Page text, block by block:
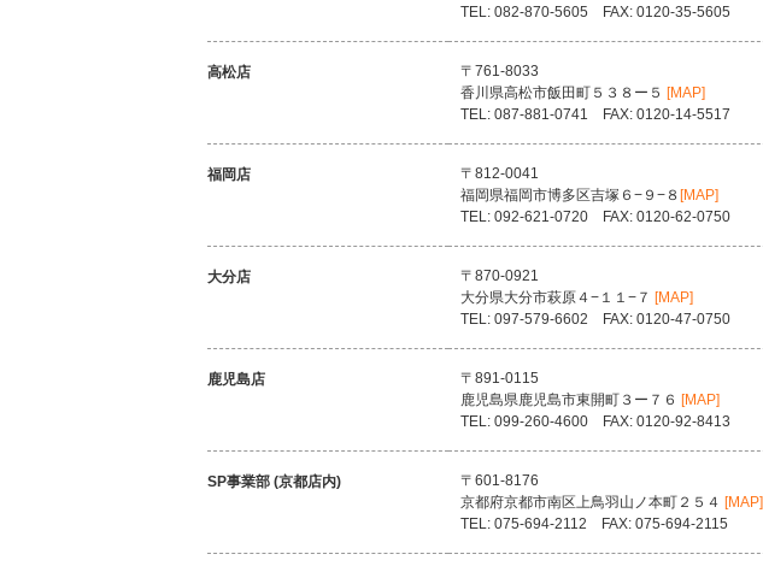
TEL: 082-870-5605 FAX: 0120-35-5605
高松店
〒761-8033
香川県高松市飯田町５３８ー５ [MAP]
TEL: 087-881-0741 FAX: 0120-14-5517
福岡店
〒812-0041
福岡県福岡市博多区吉塚６−９−８ [MAP]
TEL: 092-621-0720 FAX: 0120-62-0750
大分店
〒870-0921
大分県大分市萩原４−１１−７ [MAP]
TEL: 097-579-6602 FAX: 0120-47-0750
鹿児島店
〒891-0115
鹿児島県鹿児島市東開町３ー７６ [MAP]
TEL: 099-260-4600 FAX: 0120-92-8413
SP事業部 (京都店内)
〒601-8176
京都府京都市南区上鳥羽山ノ本町２５４ [MAP]
TEL: 075-694-2112 FAX: 075-694-2115